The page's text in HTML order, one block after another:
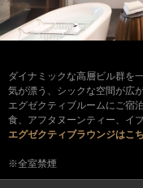
ダイナミックな高層ビル群を
気が漂う、シックな空間が広が
エグゼクティブルームにご宿
食、アフタヌーンティー、イ
エグゼクティブラウンジはこ
※全室禁煙